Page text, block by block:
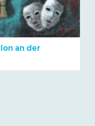
an der